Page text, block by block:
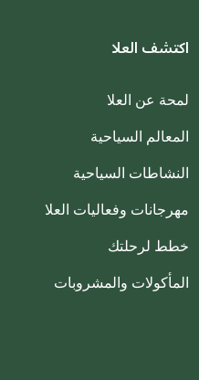
اكتشف العلا
لمحة عن العلا
المعالم السياحية
النشاطات السياحية
مهرجانات وفعاليات العلا
خطط لرحلتك
المأكولات والمشروبات